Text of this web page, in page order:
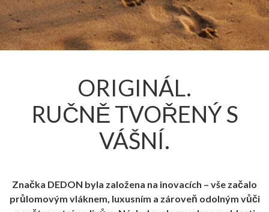
ORIGINÁL.
RUČNĚ TVOŘENÝ S
VÁŠNÍ.
Značka DEDON byla založena na inovacích – vše začalo
průlomovým vláknem, luxusním a zároveň odolným vůči